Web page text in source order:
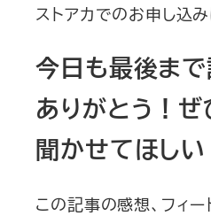
ストアカでのお申し込
今日も最後ま
ありがとう！
聞かせてほしい
この記事の感想、フィ